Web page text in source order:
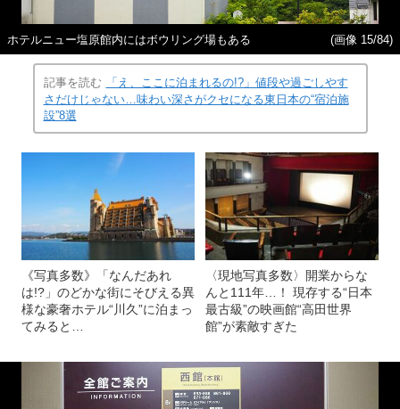
ホテルニュー塩原館内にはボウリング場もある (画像 15/84)
記事を読む
「え、ここに泊まれるの!?」値段や過ごしやす
さだけじゃない…味わい深さがクセになる東日本の“宿泊施
設”8選
《写真多数》「なんだあれ
は!?」のどかな街にそびえる異
様な豪奢ホテル“川久”に泊まっ
てみると…
〈現地写真多数〉開業からな
んと111年…！ 現存する“日本
最古級”の映画館“高田世界
館”が素敵すぎた